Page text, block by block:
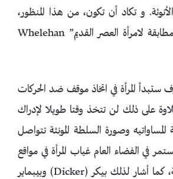
الأنوثة. و تكاد أن تكون، من هذا المنظور،
امرأةُ العصر الجديد مطابقة لامرأة العصر القديم” Whelehan
المرأة في اتخاذ موقف ضد الحركات
على ذلك لن تتخذ وقتا طويلا لإدراك
المساواتيه وصورة السلطة المونثة تتواصل
في الفضاء العام غياب المرأة في مواقع
صنع القرار والسلطة، كما أشار لذلك بيكر (Dicker) وبيبماير